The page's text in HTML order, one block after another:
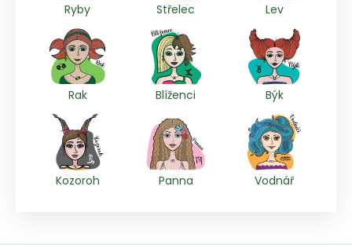
Ryby Střelec Lev
Rak Blíženci Býk
Kozoroh Panna Vodnář